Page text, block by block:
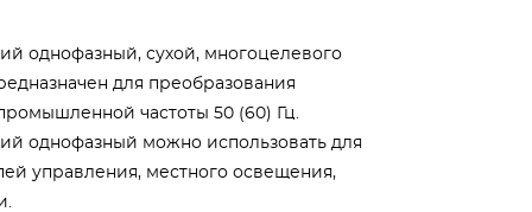
однофазный, сухой, многоцелевого
для преобразования
частоты 50 (60) Гц.
однофазный можно использовать для
управления, местного освещения,